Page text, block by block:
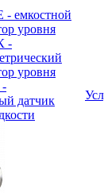
емкостной
уровня
-
уровня
датчик